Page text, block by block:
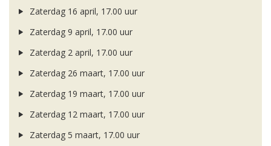
Zaterdag 16 april, 17.00 uur
Zaterdag 9 april, 17.00 uur
Zaterdag 2 april, 17.00 uur
Zaterdag 26 maart, 17.00 uur
Zaterdag 19 maart, 17.00 uur
Zaterdag 12 maart, 17.00 uur
Zaterdag 5 maart, 17.00 uur